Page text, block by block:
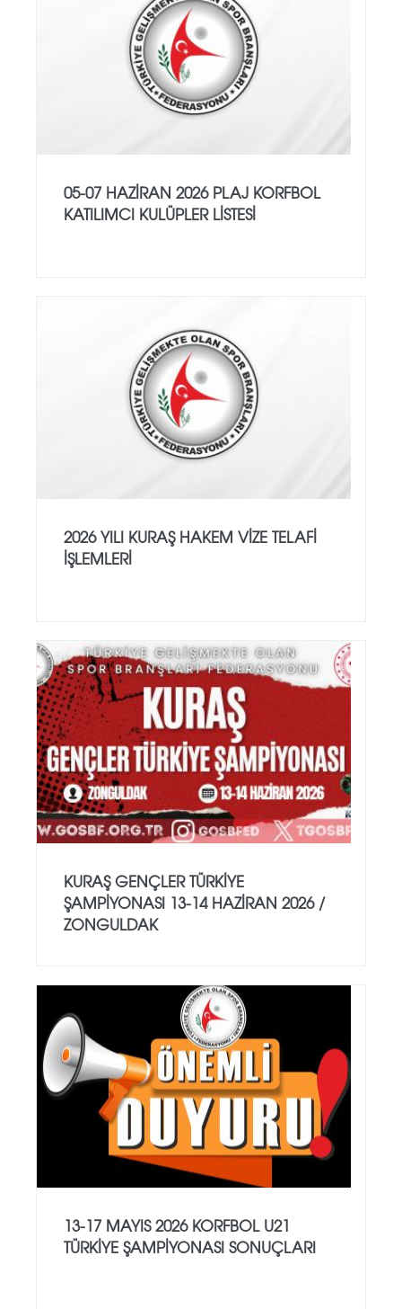
05-07 HAZİRAN 2026 PLAJ KORFBOL
KATILIMCI KULÜPLER LİSTESİ
2026 YILI KURAŞ HAKEM VİZE TELAFİ
İŞLEMLERİ
KURAŞ GENÇLER TÜRKİYE
ŞAMPİYONASI 13-14 HAZİRAN 2026 /
ZONGULDAK
13-17 MAYIS 2026 KORFBOL U21
TÜRKİYE ŞAMPİYONASI SONUÇLARI